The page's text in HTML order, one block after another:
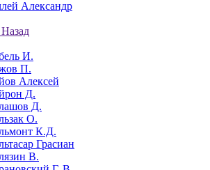
Александр
Назад
И.
П.
Алексей
Д.
Д.
О.
К.Д.
Грасиан
В.